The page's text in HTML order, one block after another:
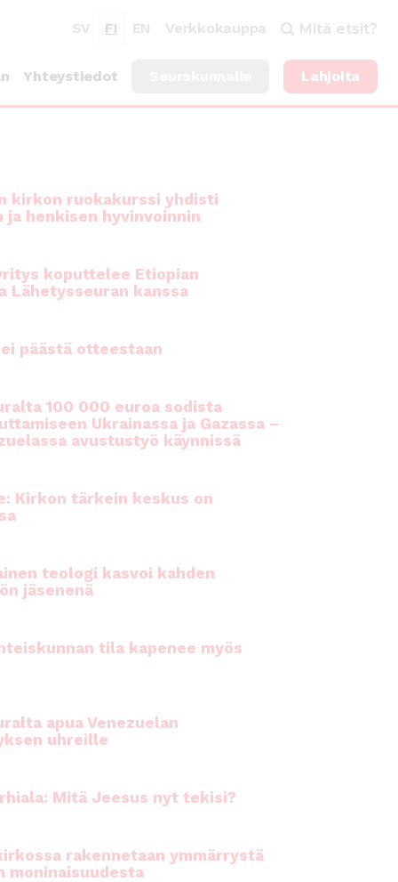
SV FI EN Verkkokauppa Mitä etsit?
Yhteystiedot Lahjoita
kirkon ruokakurssi yhdisti
ja henkisen hyvinvoinnin
koputtelee Etiopian
Lähetysseuran kanssa
päästä otteestaan
100 000 euroa sodista
Ukrainassa ja Gazassa –
avustustyö käynnissä
Kirkon tärkein keskus on
teologi kasvoi kahden
jäsenenä
tila kapenee myös
apua Venezuelan
uhreille
Mitä Jeesus nyt tekisi?
rakennetaan ymmärrystä
moninaisuudesta